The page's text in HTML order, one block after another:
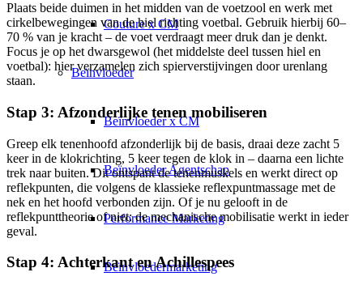
Couture x CM
Beïnvloeder
Beïnvloeder x CM
Beïnvloeder Agentschap
Performance Marketing
Beïnvloedermarketing
Plaats beide duimen in het midden van de voetzool en werk met
cirkelbewegingen van de hiel richting voetbal. Gebruik hierbij 60–
70 % van je kracht – de voet verdraagt meer druk dan je denkt.
Focus je op het dwarsgewol (het middelste deel tussen hiel en
voetbal): hier verzamelen zich spierverstijvingen door urenlang
staan.
Stap 3: Afzonderlijke tenen mobiliseren
Greep elk tenenhoofd afzonderlijk bij de basis, draai deze zacht 5
keer in de klokrichting, 5 keer tegen de klok in – daarna een lichte
trek naar buiten. Dit ontspant de tenenmuskels en werkt direct op
reflekpunten, die volgens de klassieke reflexpuntmassage met de
nek en het hoofd verbonden zijn. Of je nu gelooft in de
reflekpunttheorie of niet: de mechanische mobilisatie werkt in ieder
geval.
Stap 4: Achterkant en Achillespees